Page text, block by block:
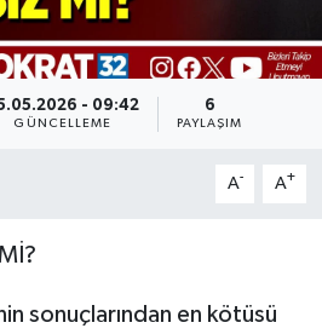
- 09:42
GÜNCELLEME
6
PAYLAŞIM
A- A+
sonuçlarından en kötüsü